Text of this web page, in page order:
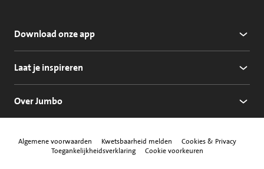
Download onze app
Laat je inspireren
Over Jumbo
Algemene voorwaarden Kwetsbaarheid melden
Cookies & Privacy
Toegankelijkheidsverklaring
Cookie voorkeuren